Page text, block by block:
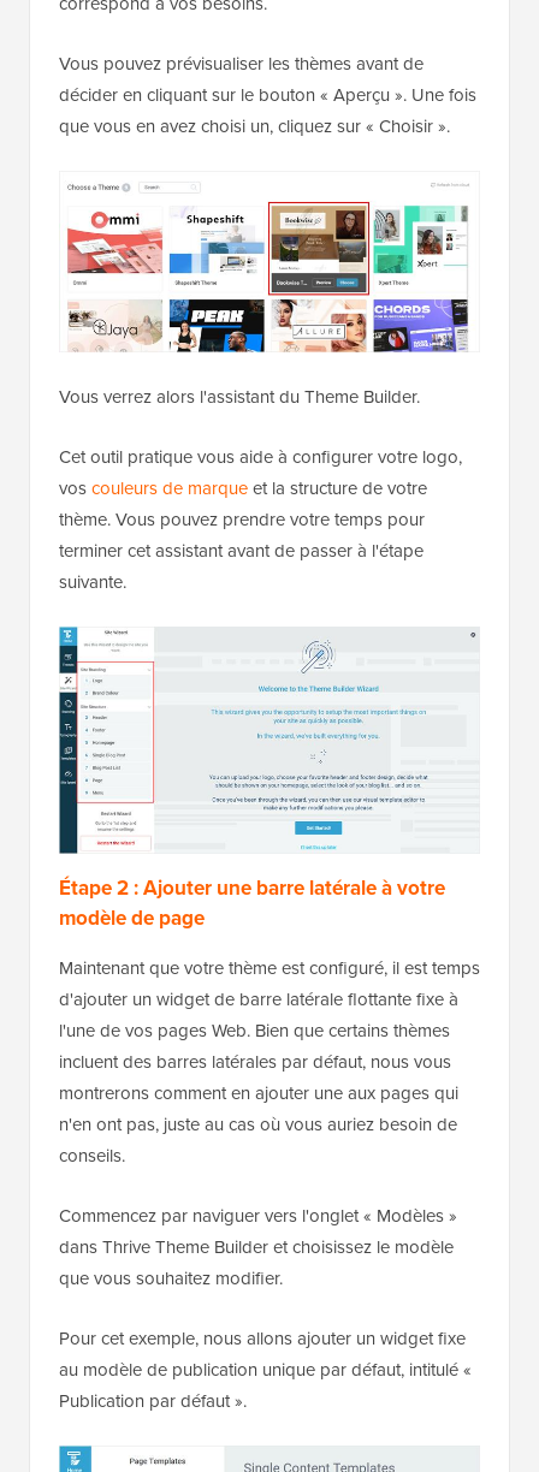
Vous pouvez prévisualiser les thèmes avant de
décider en cliquant sur le bouton « Aperçu ». Une fois
que vous en avez choisi un, cliquez sur « Choisir ».
Vous verrez alors l'assistant du Theme Builder.
Cet outil pratique vous aide à configurer votre logo,
voscouleurs de marqueet la structure de votre
thème. Vous pouvez prendre votre temps pour
terminer cet assistant avant de passer à l'étape
suivante.
Étape 2 : Ajouter une barre latérale à votre
modèle de page
Maintenant que votre thème est configuré, il est temps
d'ajouter un widget de barre latérale flottante fixe à
l'une de vos pages Web. Bien que certains thèmes
incluent des barres latérales par défaut, nous vous
montrerons comment en ajouter une aux pages qui
n'en ont pas, juste au cas où vous auriez besoin de
conseils.
Commencez par naviguer vers l'onglet « Modèles »
dans Thrive Theme Builder et choisissez le modèle
que vous souhaitez modifier.
Pour cet exemple, nous allons ajouter un widget fixe
au modèle de publication unique par défaut, intitulé «
Publication par défaut ».